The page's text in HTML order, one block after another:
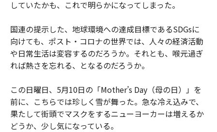
していたかも、これで明らかになってしまった。
国連の提示した、地球環境への達成目標であるSDGsに
向けても、ポスト・コロナの世界では、人々の経済活動
や日常生活は変容するのだろうか。それとも、喉元過ぎ
れば熱さを忘れる、となるのだろうか。
この日曜日、5月10日の「Mother’s Day（母の日）」を
前に、こちらでは珍しく雪が舞った。急な冷え込みで、
果たして街頭でマスクをするニューヨーカーは増えるか
どうか、少し気になっている。